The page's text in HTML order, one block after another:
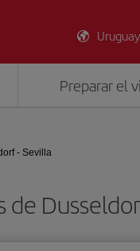
Preparar el
- Sevilla